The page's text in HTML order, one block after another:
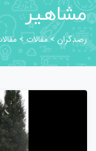
مشاهیر
رصدگران>مقالات>